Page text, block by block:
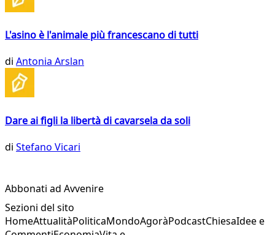
L'asino è l'animale più francescano di tutti
di Antonia Arslan
Dare ai figli la libertà di cavarsela da soli
di Stefano Vicari
Abbonati ad Avvenire
Sezioni del sito
HomeAttualitàPoliticaMondoAgoràPodcastChiesaIdee e